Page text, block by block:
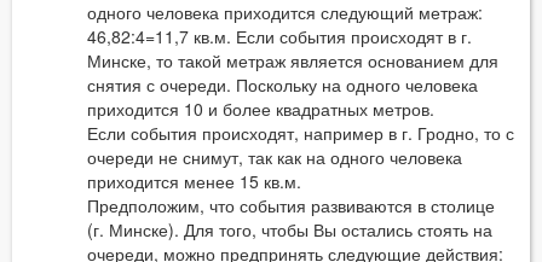
одного человека приходится следующий метраж:
46,82:4=11,7 кв.м. Если события происходят в г.
Минске, то такой метраж является основанием для
снятия с очереди. Поскольку на одного человека
приходится 10 и более квадратных метров.
Если события происходят, например в г. Гродно, то с
очереди не снимут, так как на одного человека
приходится менее 15 кв.м.
Предположим, что события развиваются в столице
(г. Минске). Для того, чтобы Вы остались стоять на
очереди, можно предпринять следующие действия: